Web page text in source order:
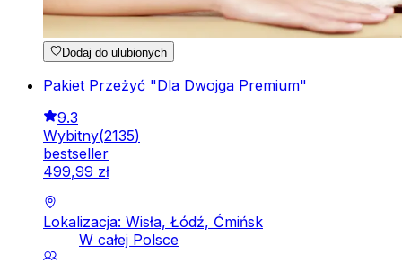
Dodaj do ulubionych
Pakiet Przeżyć "Dla Dwojga Premium"
9.3
Wybitny(2135)
bestseller
499,99 zł
Lokalizacja: Wisła, Łódź, Ćmińsk
W całej Polsce